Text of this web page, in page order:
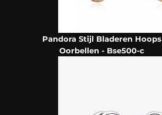
Pandora Stijl Bladeren Hoops
Oorbellen - Bse500-c